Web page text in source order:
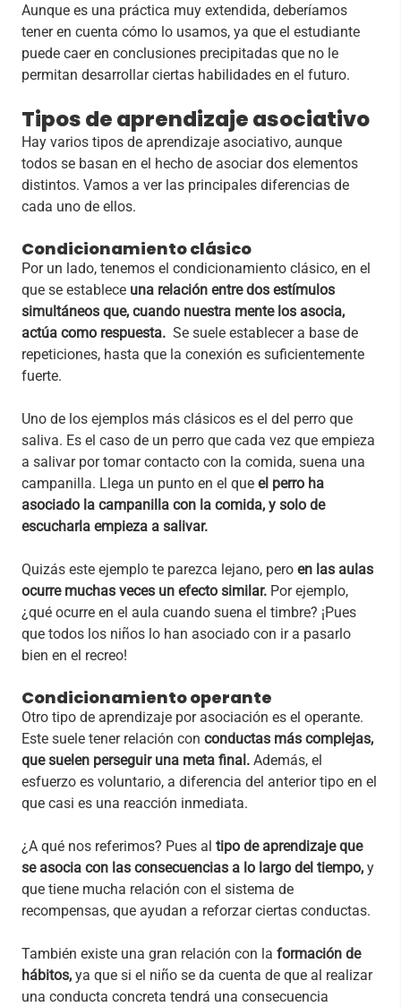
Aunque es una práctica muy extendida, deberíamos
tener en cuenta cómo lo usamos, ya que el estudiante
puede caer en conclusiones precipitadas que no le
permitan desarrollar ciertas habilidades en el futuro.
Tipos de aprendizaje asociativo
Hay varios tipos de aprendizaje asociativo, aunque
todos se basan en el hecho de asociar dos elementos
distintos. Vamos a ver las principales diferencias de
cada uno de ellos.
Condicionamiento clásico
Por un lado, tenemos el condicionamiento clásico, en el
que se establece una relación entre dos estímulos
simultáneos que, cuando nuestra mente los asocia,
actúa como respuesta. Se suele establecer a base de
repeticiones, hasta que la conexión es suficientemente
fuerte.
Uno de los ejemplos más clásicos es el del perro que
saliva. Es el caso de un perro que cada vez que empieza
a salivar por tomar contacto con la comida, suena una
campanilla. Llega un punto en el que el perro ha
asociado la campanilla con la comida, y solo de
escucharla empieza a salivar.
Quizás este ejemplo te parezca lejano, pero en las aulas
ocurre muchas veces un efecto similar. Por ejemplo,
¿qué ocurre en el aula cuando suena el timbre? ¡Pues
que todos los niños lo han asociado con ir a pasarlo
bien en el recreo!
Condicionamiento operante
Otro tipo de aprendizaje por asociación es el operante.
Este suele tener relación con conductas más complejas,
que suelen perseguir una meta final. Además, el
esfuerzo es voluntario, a diferencia del anterior tipo en el
que casi es una reacción inmediata.
¿A qué nos referimos? Pues al tipo de aprendizaje que
se asocia con las consecuencias a lo largo del tiempo, y
que tiene mucha relación con el sistema de
recompensas, que ayudan a reforzar ciertas conductas.
También existe una gran relación con la formación de
hábitos, ya que si el niño se da cuenta de que al realizar
una conducta concreta tendrá una consecuencia